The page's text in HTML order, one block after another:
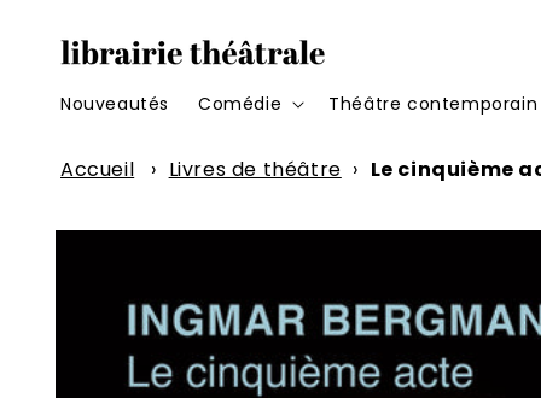
contenu
Nouveautés Comédie Théâtre contemporain
Accueil › Livres de théâtre › Le cinquième
Passer aux